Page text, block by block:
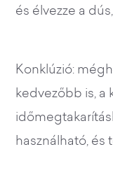
és élvezze a
Konklúzió:
kedvezőbb is, a
használható, és